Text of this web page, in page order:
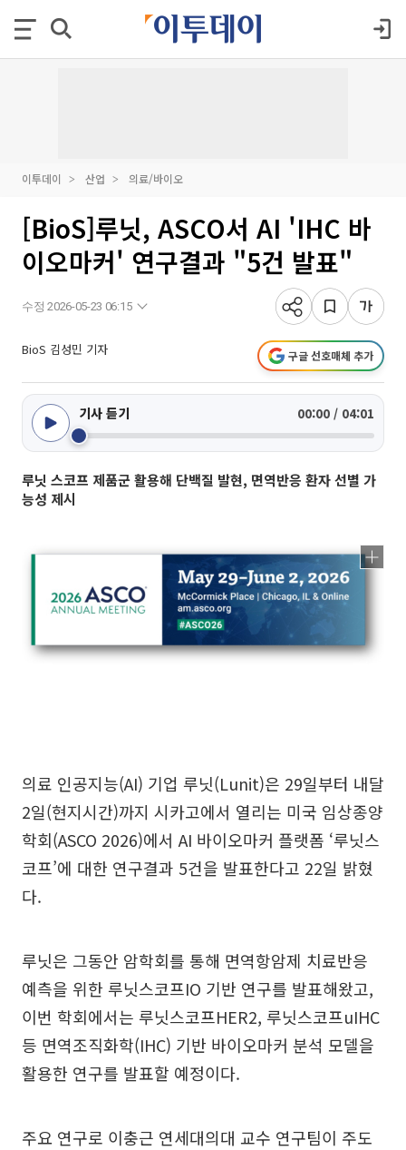
이투데이 산업 의료/바이오
[BioS]루닛, ASCO서 AI 'IHC 바
이오마커' 연구결과 "5건 발표"
수정 2026-05-23 06:15
BioS 김성민 기자 구글 선호매체 추가
기사 듣기 00:00 / 04:01
루닛 스코프 제품군 활용해 단백질 발현, 면역반응 환자 선별 가
능성 제시
의료 인공지능(AI) 기업 루닛(Lunit)은 29일부터 내달
2일(현지시간)까지 시카고에서 열리는 미국 임상종양
학회(ASCO 2026)에서 AI 바이오마커 플랫폼 ‘루닛스
코프’에 대한 연구결과 5건을 발표한다고 22일 밝혔
다.
루닛은 그동안 암학회를 통해 면역항암제 치료반응
예측을 위한 루닛스코프IO 기반 연구를 발표해왔고,
이번 학회에서는 루닛스코프HER2, 루닛스코프uIHC
등 면역조직화학(IHC) 기반 바이오마커 분석 모델을
활용한 연구를 발표할 예정이다.
주요 연구로 이충근 연세대의대 교수 연구팀이 주도